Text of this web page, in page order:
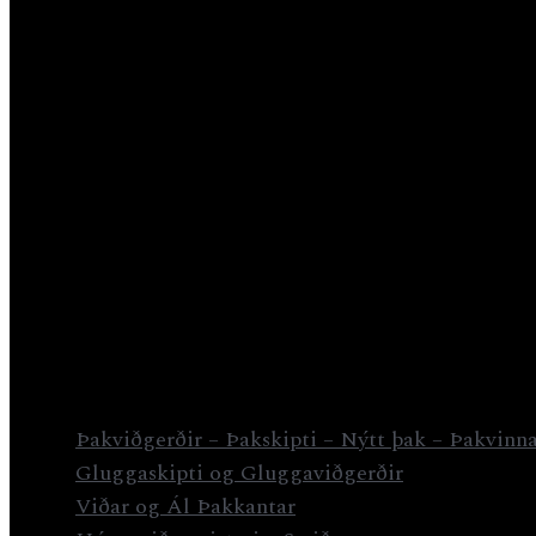
Þakviðgerðir – Þakskipti – Nýtt þak –
Gluggaskipti og Gluggaviðgerðir
Viðar og Ál Þakkantar